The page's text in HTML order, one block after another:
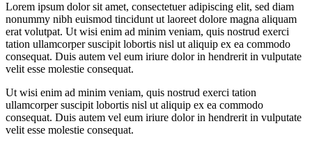
Lorem ipsum dolor sit amet, consectetuer adipiscing elit, sed diam
nonummy nibh euismod tincidunt ut laoreet dolore magna aliquam
erat volutpat. Ut wisi enim ad minim veniam, quis nostrud exerci
tation ullamcorper suscipit lobortis nisl ut aliquip ex ea commodo
consequat. Duis autem vel eum iriure dolor in hendrerit in vulputate
velit esse molestie consequat.
Ut wisi enim ad minim veniam, quis nostrud exerci tation
ullamcorper suscipit lobortis nisl ut aliquip ex ea commodo
consequat. Duis autem vel eum iriure dolor in hendrerit in vulputate
velit esse molestie consequat.